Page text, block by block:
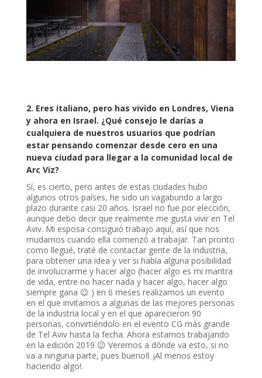
2. Eres italiano, pero has vivido en Londres, Viena
y ahora en Israel. ¿Qué consejo le darías a
cualquiera de nuestros usuarios que podrían
estar pensando comenzar desde cero en una
nueva ciudad para llegar a la comunidad local de
Arc Viz?
Sí, es cierto, pero antes de estas ciudades hubo
algunos otros países, he sido un vagabundo a largo
plazo durante casi 20 años. Israel no fue por elección,
aunque debo decir que realmente me gusta vivir en Tel
Aviv. Mi esposa consiguió trabajo aquí, así que nos
mudamos cuando ella comenzó a trabajar. Tan pronto
como llegué, traté de contactar gente de la industria,
para obtener una idea y ver si había alguna posibilidad
de involucrarme y hacer algo (hacer algo es mi mantra
de vida, entre no hacer nada y hacer algo, hacer algo
siempre gana 😉 ) en 6 meses realizamos un evento
en el que invitamos a algunas de las mejores personas
de la industria local y en el que aparecieron 90
personas, convirtiéndolo en el evento CG más grande
de Tel Aviv hasta la fecha. Ahora estamos trabajando
en la edición 2019 😉 Veremos a dónde va esto, si no
va a ninguna parte, pues bueno!l. ¡Al menos estoy
haciendo algo!.